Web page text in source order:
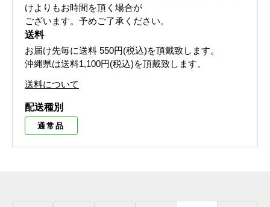
けよりもお時間を頂く場合が
ございます。 予めご了承ください。
送料
お届け先毎に送料 550円(税込)を頂戴致します。
沖縄県は送料1,100円(税込)を頂戴致します。
送料について
配送種別
通常品